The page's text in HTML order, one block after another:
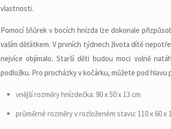
vlastnosti.
Pomocí šňůrek v bocích hnízda lze dokonale
vaším děťátkem. V prvních týdnech života dítě
nejvíce objímalo. Starší děti budou moci volně
podložku. Pro procházky v kočárku, můžete pod
vnější rozměry hnízdečka: 90 x 50 x 13 cm
průměrné rozměry v rozloženém stavu: 110 x 60 x